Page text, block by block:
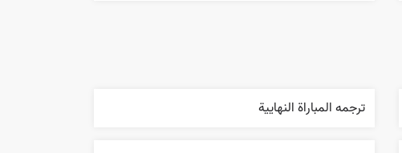
ترجمه المباراة النهایية